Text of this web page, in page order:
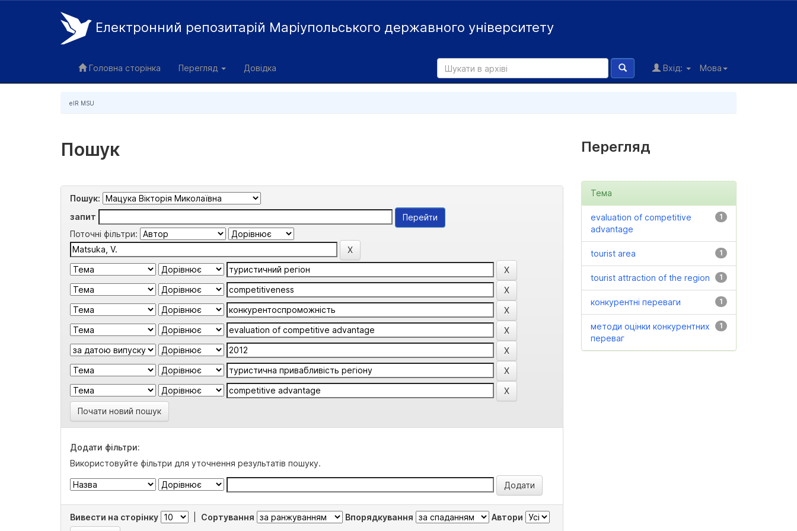
Електронний репозитарій Маріупольського державного університету
Головна сторінка Перегляд Довідка Мова
Вхід:
eIR MSU
Пошук
Пошук:
запит
Поточні фільтри:
Почати новий пошук
Додати фільтри:
Використовуйте фільтри для уточнення результатів пошуку.
Вивести на сторінку Сортування Впорядкування Автори
Перегляд
Тема
1
evaluation of competitive
advantage
1
tourist area
1
tourist attraction of the region
1
конкурентні переваги
1
методи оцінки конкурентних
переваг